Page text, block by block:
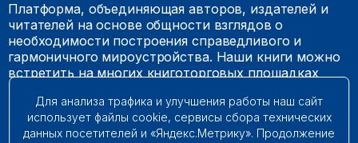
Платформа, объединяющая авторов, издателей и
читателей на основе общности взглядов о
необходимости построения справедливого и
гармоничного мироустройства. Наши книги можно
встретить на многих книготорговых площадках
© 2009 – 2026. Все права защищены.
Для анализа трафика и улучшения работы наш сайт
использует файлы cookie, сервисы сбора технических
данных посетителей и «Яндекс.Метрику». Продолжение